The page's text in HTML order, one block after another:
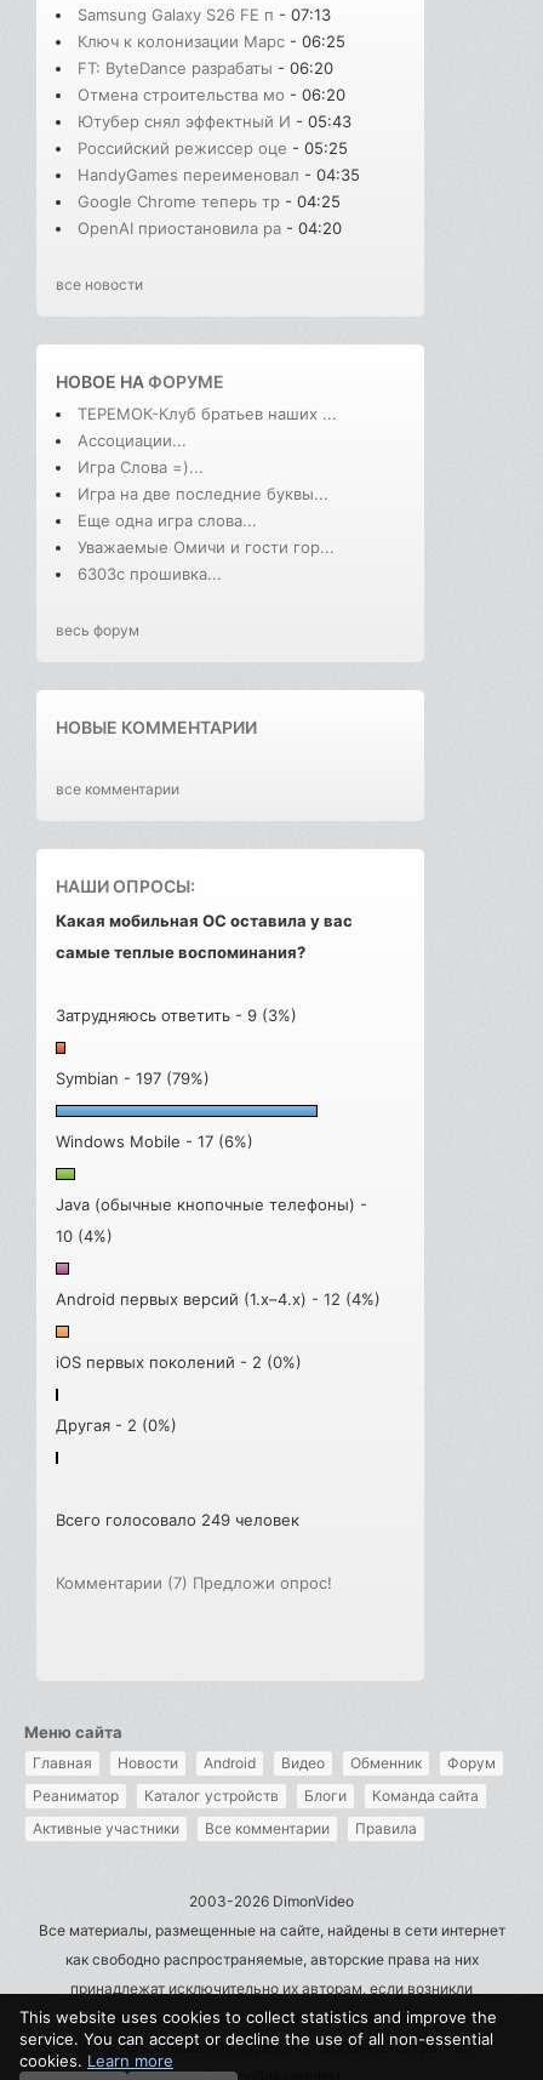
Samsung Galaxy S26 FE п - 07:13
Ключ к колонизации Марс - 06:25
FT: ByteDance разрабаты - 06:20
Отмена строительства мо - 06:20
Ютубер снял эффектный И - 05:43
Российский режиссер оце - 05:25
HandyGames переименовал - 04:35
Google Chrome теперь тр - 04:25
OpenAI приостановила ра - 04:20
все новости
НОВОЕ НАФОРУМЕ
ТЕРЕМОК-Клуб братьев наших ...
Ассоциации...
Игра Слова =)...
Игра на две последние буквы...
Еще одна игра слова...
Уважаемые Омичи и гости гор...
6303с прошивка...
весь форум
НОВЫЕ КОММЕНТАРИИ
все комментарии
НАШИ ОПРОСЫ:
Какая мобильная ОС оставила у вас
самые теплые воспоминания?
Затрудняюсь ответить - 9 (3%)
Symbian - 197 (79%)
Windows Mobile - 17 (6%)
Java (обычные кнопочные телефоны) -
10 (4%)
Android первых версий (1.x–4.x) - 12 (4%)
iOS первых поколений - 2 (0%)
Другая - 2 (0%)
Всего голосовало 249 человек
Комментарии (7) Предложи опрос!
Меню сайта
Главная Новости Android Видео Обменник
Форум
Реаниматор
Каталог устройств Блоги
Команда сайта
Активные участники
Все комментарии Правила
2003-2026 DimonVideo
Все материалы, размещенные на сайте, найдены в сети интернет
как свободно распространяемые, авторские права на них
принадлежат исключительно их авторам, если возникли
претензии - пишите на admin@dimonvideo.ru
Политика в отношении обработки персональных данных
Правообладателям
This website uses cookies to collect statistics and improve the
service. You can accept or decline the use of all non-essential
cookies. Learn more